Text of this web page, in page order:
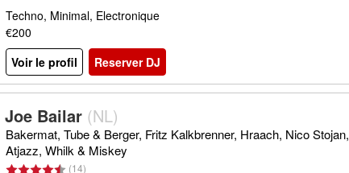
Techno, Minimal, Electronique
€200
Voir le profil
Reserver DJ
Joe Bailar (NL)
Bakermat, Tube & Berger, Fritz Kalkbrenner, Hraach, Nico Stojan,
Atjazz, Whilk & Miskey
(14)